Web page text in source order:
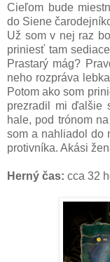
Cieľom bude
do Siene
Už som v nej raz
priniesť tam
Prastarý mág?
neho rozpráva
Potom ako som
prezradil mi ďalšie
hale, pod trónom
som a nahliadol do
protivníka. Akási
Herný čas: cca 32